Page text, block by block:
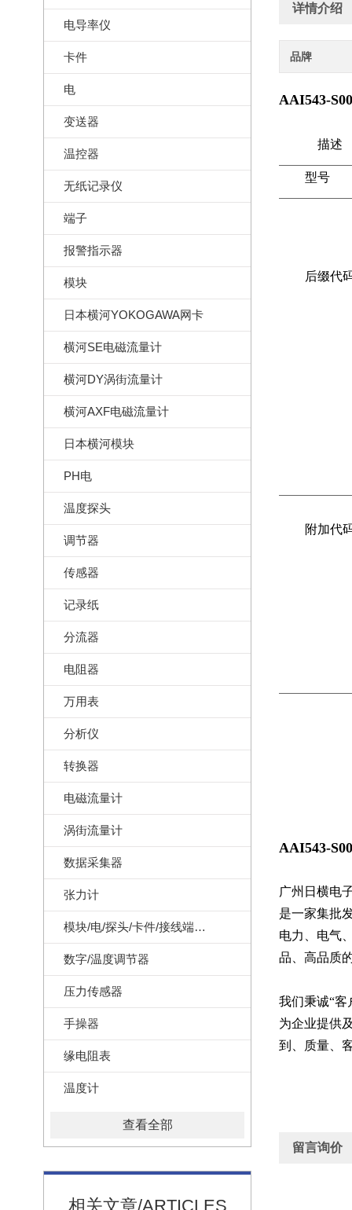
电导率仪
卡件
电
变送器
温控器
无纸记录仪
端子
报警指示器
模块
日本横河YOKOGAWA网卡
横河SE电磁流量计
横河DY涡街流量计
横河AXF电磁流量计
日本横河模块
PH电
温度探头
调节器
传感器
记录纸
分流器
电阻器
万用表
分析仪
转换器
电磁流量计
涡街流量计
数据采集器
张力计
模块/电/探头/卡件/接线端子/记录纸
数字/温度调节器
压力传感器
手操器
缘电阻表
温度计
查看全部
相关文章/ARTICLES
详情介绍
品牌
AAI543-
描述
型号
后缀代
附加代
AAI543-
广州日横电
是一家集批
电力、电气
品、高品质
我们秉诚“
为企业提供
到、质量、
留言询价